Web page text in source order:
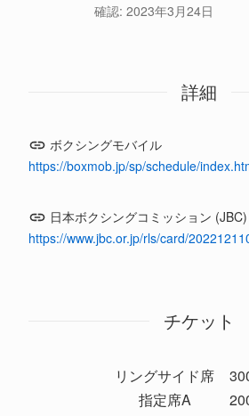
確認: 2023年3月24日
詳細
ボクシングモバイル
https://boxmob.jp/sp/schedule/
日本ボクシングコミッション (JBC)
https://www.jbc.or.jp/rls/card/
チケット
リングサイド席
指定席A